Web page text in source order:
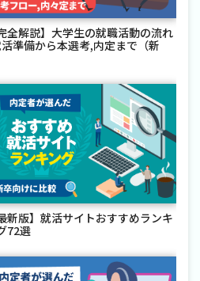
完全解説】大学生の就職活動の流れ
準備から本選考,内定まで（新
最新版】就活サイトおすすめランキ
72選